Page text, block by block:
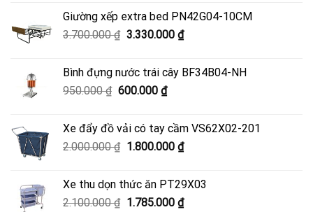
4.500.000 ₫.là:
4.050.000 ₫.
Giường xếp extra bed PN42G04-10CM
3.700.000₫ Giá
3.700.000 ₫.
3.330.000 ₫Giá
là:
Bình đựng nước trái cây BF34B04-NH
950.000₫ Giá
950.000 ₫.
600.000 ₫Giá
là:
600.000 ₫.
Xe đẩy đồ vải có tay cầm VS62X02-201
2.000.000₫ Giá
2.000.000 ₫.
1.800.000 ₫Giá
là:
1.800.000 ₫.
Xe thu dọn thức ăn PT29X03
2.100.000₫ Giá
1.785.000 ₫Giá